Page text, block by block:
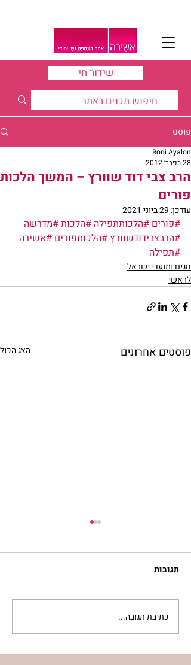
שידור חי
פוסט
הרב צבי דוד שוורץ – המשך הלכות
פורים
Roni Ayalon
28 בפבר׳ 2012
עודכן: 29 ביוני 2021
#פורים #הלכותתפילה #הלכות#מדרשה
#הרבצבידודשוורץ#הלכותפורים #אשירה
#תפילה
חגים ומועדי ישראל
לראשי
פוסטים אחרונים הצג הכול
סלט מצליבים | ג’סיקה
הלפרין
תגובות
כתיבת תגובה...